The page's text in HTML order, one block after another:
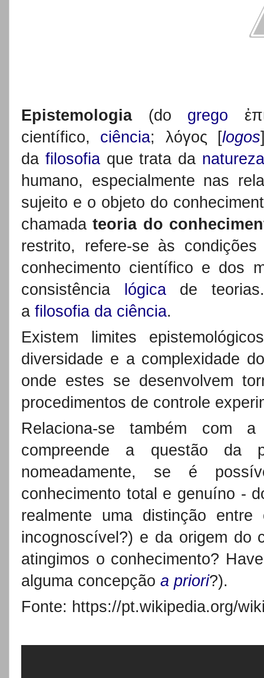
Epistemologia(do grego
científico, ciência; λόγος [logos
da filosofiaque trata da
humano, especialmente nas
sujeito e o objeto do
chamadateoria do
restrito, refere-se às
conhecimento científico e dos
consistência
lógicade teorias.
a filosofia da ciência.
Existem limites
diversidade e a complexidade
onde estes se desenvolvem
procedimentos de controle
Relaciona-se também com
compreende a questão da
nomeadamente, se é
conhecimento total e genuíno -
realmente uma distinção
incognoscível?) e da origem do
atingimos o conhecimento?
alguma concepção a priori?).
Fonte: https://pt.wikipedia.org/